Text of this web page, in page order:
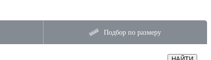
Подбор по размеру